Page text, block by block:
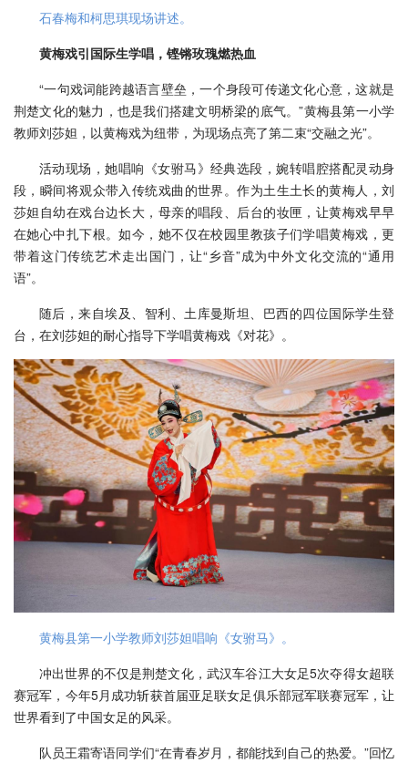
石春梅和柯思琪现场讲述。
黄梅戏引国际生学唱，铿锵玫瑰燃热血
“一句戏词能跨越语言壁垒，一个身段可传递文化心意，这就是
荆楚文化的魅力，也是我们搭建文明桥梁的底气。”黄梅县第一小学
教师刘莎妲，以黄梅戏为纽带，为现场点亮了第二束“交融之光”。
活动现场，她唱响《女驸马》经典选段，婉转唱腔搭配灵动身
段，瞬间将观众带入传统戏曲的世界。作为土生土长的黄梅人，刘
莎妲自幼在戏台边长大，母亲的唱段、后台的妆匣，让黄梅戏早早
在她心中扎下根。如今，她不仅在校园里教孩子们学唱黄梅戏，更
带着这门传统艺术走出国门，让“乡音”成为中外文化交流的“通用
语”。
随后，来自埃及、智利、土库曼斯坦、巴西的四位国际学生登
台，在刘莎妲的耐心指导下学唱黄梅戏《对花》。
黄梅县第一小学教师刘莎妲唱响《女驸马》。
冲出世界的不仅是荆楚文化，武汉车谷江大女足5次夺得女超联
赛冠军，今年5月成功斩获首届亚足联女足俱乐部冠军联赛冠军，让
世界看到了中国女足的风采。
队员王霜寄语同学们“在青春岁月，都能找到自己的热爱。”回忆